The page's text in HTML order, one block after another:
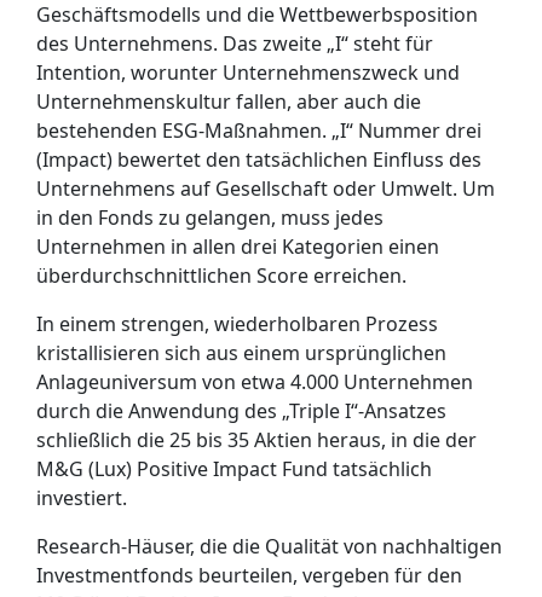
Geschäftsmodells und die Wettbewerbsposition
des Unternehmens. Das zweite „I“ steht für
Intention, worunter Unternehmenszweck und
Unternehmenskultur fallen, aber auch die
bestehenden ESG-Maßnahmen. „I“ Nummer drei
(Impact) bewertet den tatsächlichen Einfluss des
Unternehmens auf Gesellschaft oder Umwelt. Um
in den Fonds zu gelangen, muss jedes
Unternehmen in allen drei Kategorien einen
überdurchschnittlichen Score erreichen.
In einem strengen, wiederholbaren Prozess
kristallisieren sich aus einem ursprünglichen
Anlageuniversum von etwa 4.000 Unternehmen
durch die Anwendung des „Triple I“-Ansatzes
schließlich die 25 bis 35 Aktien heraus, in die der
M&G (Lux) Positive Impact Fund tatsächlich
investiert.
Research-Häuser, die die Qualität von nachhaltigen
Investmentfonds beurteilen, vergeben für den